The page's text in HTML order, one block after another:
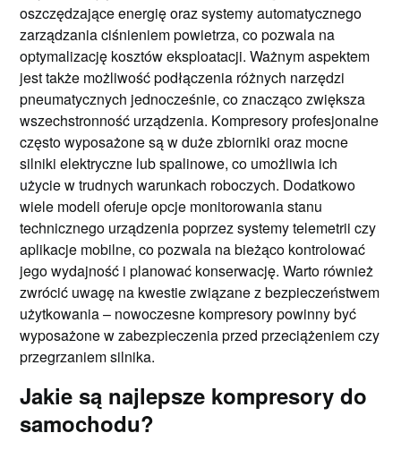
oszczędzające energię oraz systemy automatycznego
zarządzania ciśnieniem powietrza, co pozwala na
optymalizację kosztów eksploatacji. Ważnym aspektem
jest także możliwość podłączenia różnych narzędzi
pneumatycznych jednocześnie, co znacząco zwiększa
wszechstronność urządzenia. Kompresory profesjonalne
często wyposażone są w duże zbiorniki oraz mocne
silniki elektryczne lub spalinowe, co umożliwia ich
użycie w trudnych warunkach roboczych. Dodatkowo
wiele modeli oferuje opcje monitorowania stanu
technicznego urządzenia poprzez systemy telemetrii czy
aplikacje mobilne, co pozwala na bieżąco kontrolować
jego wydajność i planować konserwację. Warto również
zwrócić uwagę na kwestie związane z bezpieczeństwem
użytkowania – nowoczesne kompresory powinny być
wyposażone w zabezpieczenia przed przeciążeniem czy
przegrzaniem silnika.
Jakie są najlepsze kompresory do
samochodu?